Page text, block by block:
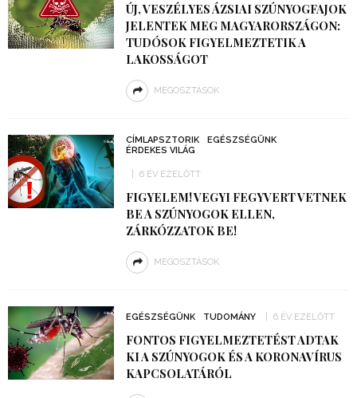
ÚJ, VESZÉLYES ÁZSIAI SZÚNYOGFAJOK
JELENTEK MEG MAGYARORSZÁGON:
TUDÓSOK FIGYELMEZTETIK A
LAKOSSÁGOT
MEGOSZTÁSOK
CÍMLAPSZTORIK
EGÉSZSÉGÜNK
ÉRDEKES VILÁG
6 ÉV EZELŐTT
FIGYELEM! VEGYI FEGYVERT VETNEK
BE A SZÚNYOGOK ELLEN,
ZÁRKÓZZATOK BE!
MEGOSZTÁSOK
EGÉSZSÉGÜNK TUDOMÁNY 6 ÉV EZELŐTT
FONTOS FIGYELMEZTETÉST ADTAK
KI A SZÚNYOGOK ÉS A KORONAVÍRUS
KAPCSOLATÁRÓL